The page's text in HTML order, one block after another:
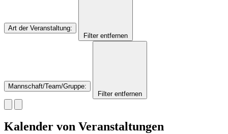
Art der Veranstaltung:
Filter entfernen
Mannschaft/Team/Gruppe:
Filter entfernen
Kalender von Veranstaltungen